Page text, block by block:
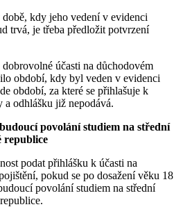
kdy jeho vedení v evidenci
trvá, je třeba předložit potvrzení
účasti na důchodovém
období, kdy byl veden v evidenci
období, za které se přihlašuje k
odhlášku již nepodává.
povolání studiem na střední
republice
podat přihlášku k účasti na
pokud se po dosažení věku 18
povolání studiem na střední